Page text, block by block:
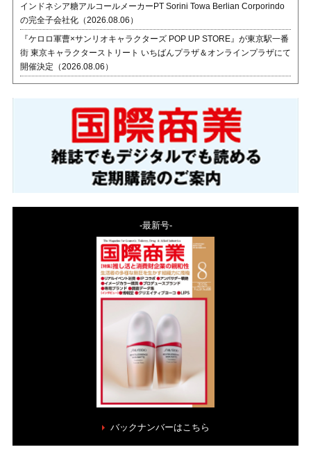
インドネシア糖アルコールメーカーPT Sorini Towa Berlian Corporindo
の完全子会社化（2026.08.06）
『ケロロ軍曹×サンリオキャラクターズ POP UP STORE』が東京駅一番
街 東京キャラクターストリート いちばんプラザ＆オンラインプラザにて
開催決定（2026.08.06）
-最新号-
バックナンバーはこちら